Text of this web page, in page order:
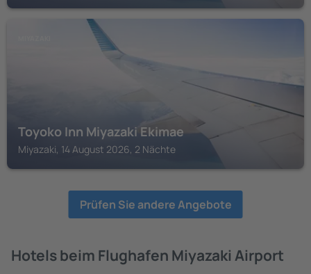
Toyoko Inn Miyazaki Ekimae
Miyazaki, 14 August 2026, 2 Nächte
Prüfen Sie andere Angebote
Hotels beim Flughafen Miyazaki Airport